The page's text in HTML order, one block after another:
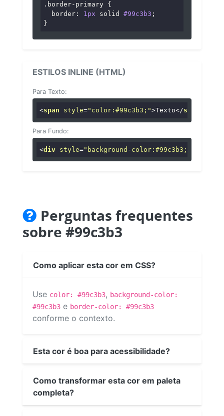
.border-primary {
border : 1px solid #99c3b3 ;
}
ESTILOS INLINE (HTML)
Para Texto:
<span style="color:#99c3b3;">Texto</span
Para Fundo:
<div style="background-color:#99c3b3;"
Perguntas frequentes
sobre #99c3b3
Como aplicar esta cor em CSS?
Use color: #99c3b3, background-color:
#99c3b3 e border-color: #99c3b3
conforme o contexto.
Esta cor é boa para acessibilidade?
Como transformar esta cor em paleta
completa?